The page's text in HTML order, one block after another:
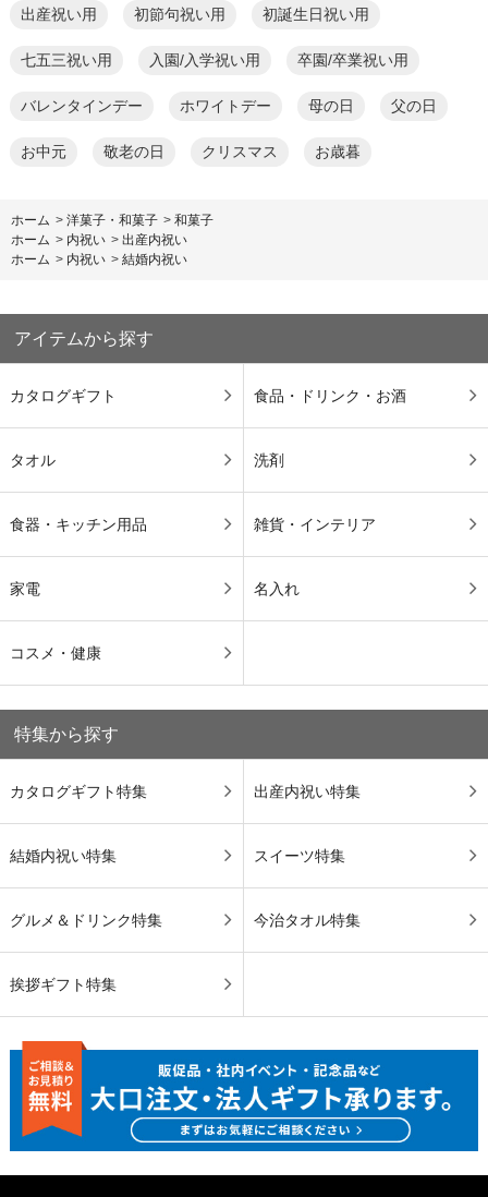
出産祝い用 初節句祝い用 初誕生日祝い用
七五三祝い用 入園/入学祝い用 卒園/卒業祝い用
バレンタインデー ホワイトデー 母の日 父の日
お中元 敬老の日 クリスマス お歳暮
ホーム > 洋菓子・和菓子 > 和菓子
ホーム > 内祝い > 出産内祝い
ホーム > 内祝い > 結婚内祝い
アイテムから探す
カタログギフト 食品・ドリンク・お酒
タオル 洗剤
食器・キッチン用品 雑貨・インテリア
家電 名入れ
コスメ・健康
特集から探す
カタログギフト特集 出産内祝い特集
結婚内祝い特集 スイーツ特集
グルメ＆ドリンク特集 今治タオル特集
挨拶ギフト特集